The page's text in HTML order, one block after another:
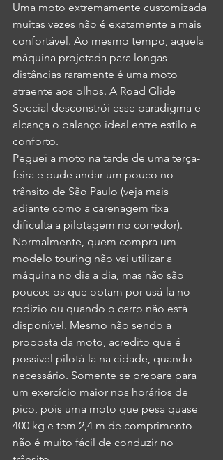
Uma moto extremamente customizada
muitas vezes não é exatamente a mais
confortável. Ao mesmo tempo, aquela
máquina projetada para longas
distâncias raramente é uma moto
atraente aos olhos. A Road Glide
Special desconstrói esse paradigma e
alcança o balanço ideal entre estilo e
conforto.
Peguei a moto na tarde de uma terça-
feira e pude andar um pouco no
trânsito de São Paulo (veja mais
adiante como a carenagem fixa
dificulta a pilotagem no corredor).
Normalmente, quem compra um
modelo touring não vai utilizar a
máquina no dia a dia, mas não são
poucos os que optam por usá-la no
rodizio ou quando o carro não está
disponível. Mesmo não sendo a
proposta da moto, acredito que é
possível pilotá-la na cidade, quando
necessário. Somente se prepare para
um exercício maior nos horários de
pico, pois uma moto que pesa quase
400 kg e tem 2,4 m de comprimento
não é muito fácil de conduzir no